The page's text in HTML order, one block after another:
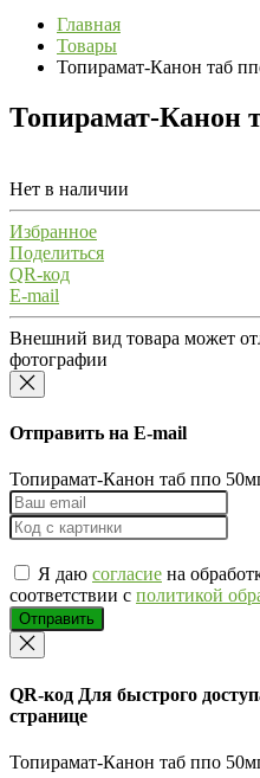
Главная
Товары
Топирамат-Канон таб
Топирамат-Канон
Нет в наличии
Избранное
Поделиться
QR-код
E-mail
Внешний вид товара может
фотографии
Отправить на E-mail
Топирамат-Канон таб ппо
Я даю согласие на
соответствии с политикой
Отправить
QR-код Для быстрого
странице
Топирамат-Канон таб ппо